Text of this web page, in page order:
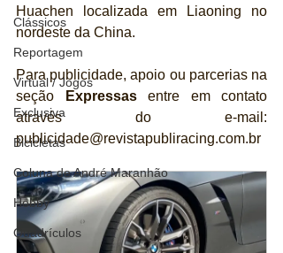
Clássicos
Reportagem
Virtual / Jogos
Exclusiva
Bicicletas
Coluna de André Maranhão
Hobby
Quadrículos
Huachen localizada em Liaoning no
nordeste da China.
Para publicidade, apoio ou parcerias na
seção
Expressas entre em contato
através do e-mail:
publicidade@revistapubliracing.com.br